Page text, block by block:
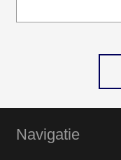
Navigatie